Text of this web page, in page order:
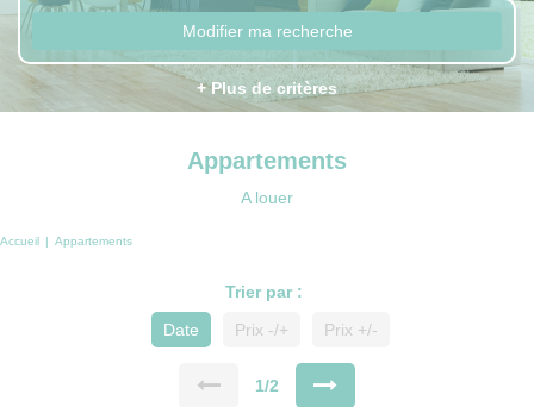
Modifier ma recherche
+ Plus de critères
Appartements
A louer
Accueil Appartements
Trier par :
Date
Prix -/+ Prix +/-
1/2